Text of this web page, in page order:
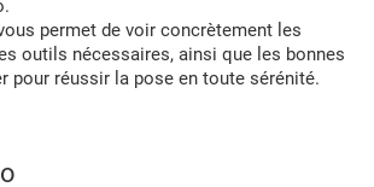
permet de voir concrètement les
outils nécessaires, ainsi que les bonnes
pour réussir la pose en toute sérénité.